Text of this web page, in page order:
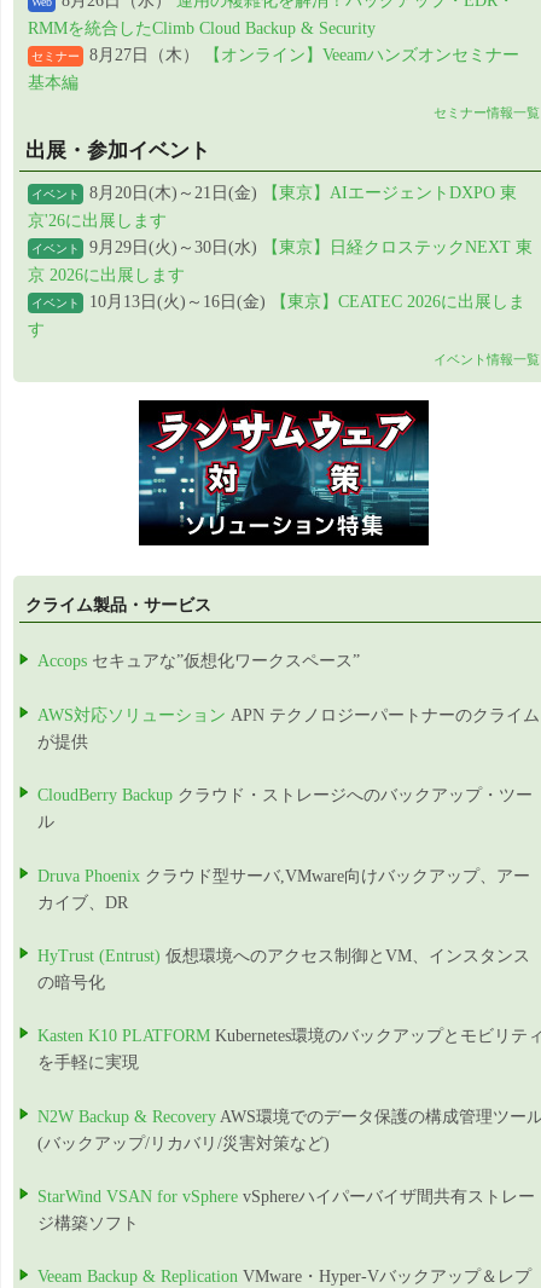
RMMを統合したClimb Cloud Backup & Security
セミナー 8月27日（木）
【オンライン】Veeamハンズオンセミナー
基本編
セミナー情報一覧
出展・参加イベント
イベント 8月20日(木)～21日(金)
【東京】AIエージェントDXPO 東
京'26に出展します
イベント 9月29日(火)～30日(水)
【東京】日経クロステックNEXT 東
京 2026に出展します
イベント 10月13日(火)～16日(金)
【東京】CEATEC 2026に出展しま
す
イベント情報一覧
クライム製品・サービス
Accops セキュアな”仮想化ワークスペース”
AWS対応ソリューション APN テクノロジーパートナーのクライム
が提供
CloudBerry Backup クラウド・ストレージへのバックアップ・ツー
ル
Druva Phoenix クラウド型サーバ,VMware向けバックアップ、アー
カイブ、DR
HyTrust (Entrust) 仮想環境へのアクセス制御とVM、インスタンス
の暗号化
Kasten K10 PLATFORM Kubernetes環境のバックアップとモビリテ
を手軽に実現
N2W Backup & Recovery AWS環境でのデータ保護の構成管理ツー
(バックアップ/リカバリ/災害対策など)
StarWind VSAN for vSphere vSphereハイパーバイザ間共有ストレー
ジ構築ソフト
Veeam Backup & Replication VMware・Hyper-Vバックアップ＆レプ